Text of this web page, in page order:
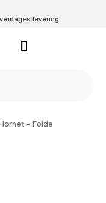
levering
– Folde